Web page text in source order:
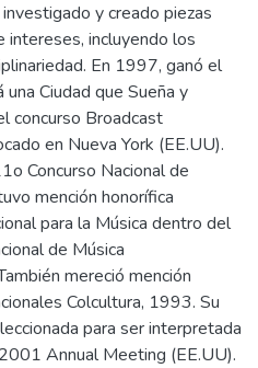
y creado piezas
intereses, incluyendo los
En 1997, ganó el
Ciudad que Sueña y
concurso Broadcast
en Nueva York (EE.UU).
Concurso Nacional de
mención honorífica
para la Música dentro del
de Música
mereció mención
Colcultura, 1993. Su
para ser interpretada
Annual Meeting (EE.UU).